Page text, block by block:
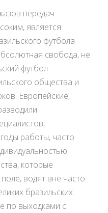
передач
является
футбола
свобода, не
футбол
общества и
Европейские,
работы, часто
которые
водят вне часто
бразильских
по выходками с